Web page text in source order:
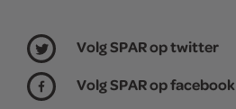
Volg SPAR op twitter
Volg SPAR op facebook